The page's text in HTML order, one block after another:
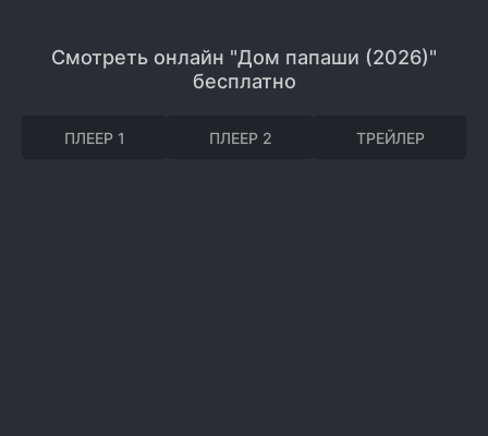
Смотреть онлайн "Дом папаши (2026)"
бесплатно
ПЛЕЕР 1 ПЛЕЕР 2 ТРЕЙЛЕР